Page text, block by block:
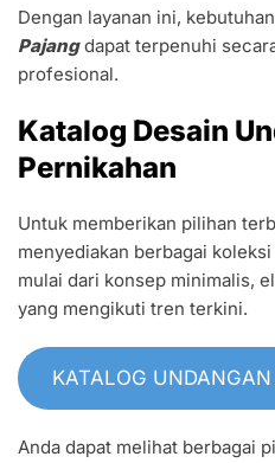
Dengan layanan ini, kebutuhan
Pajangdapat terpenuhi
profesional.
Katalog Desain
Pernikahan
Untuk memberikan pilihan
menyediakan berbagai
mulai dari konsep minimalis,
yang mengikuti tren terkini.
KATALOG
Anda dapat melihat berbagai